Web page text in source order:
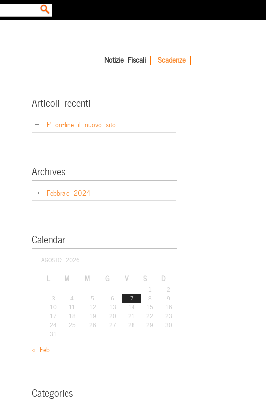
Notizie Fiscali Scadenze
Articoli recenti
E’ on-line il nuovo sito
Archives
Febbraio 2024
Calendar
AGOSTO: 2026
L M M G V S D
1
2
3
4 5 6 7 8
9
10
11 12 13 14 15
16
17
18 19 20 21 22
23
24
25 26 27 28 29
30
31
« Feb
Categories